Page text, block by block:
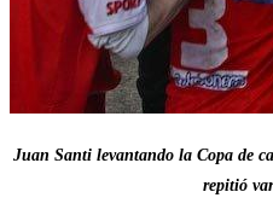
Juan Santi levantando la Copa de
repitió